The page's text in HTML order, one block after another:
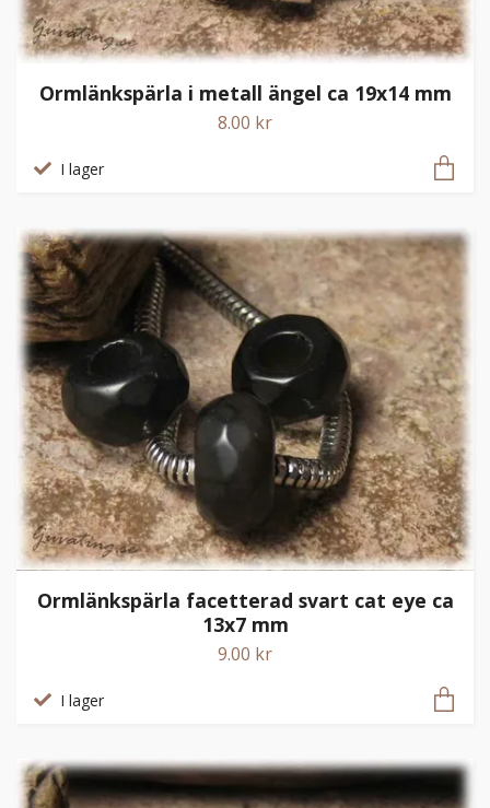
Ormlänkspärla i metall ängel ca 19x14 mm
8.00 kr
I lager
Ormlänkspärla facetterad svart cat eye ca
13x7 mm
9.00 kr
I lager